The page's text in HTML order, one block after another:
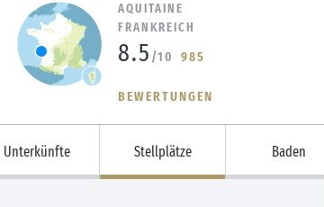
AQUITAINE
FRANKREICH
8.5 /10 985
BEWERTUNGEN
Unterkünfte Stellplätze Baden